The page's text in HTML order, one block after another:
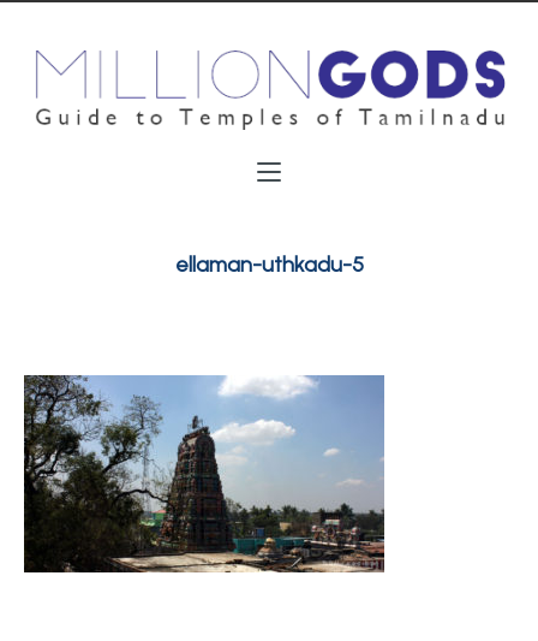
ellaman-uthkadu-5